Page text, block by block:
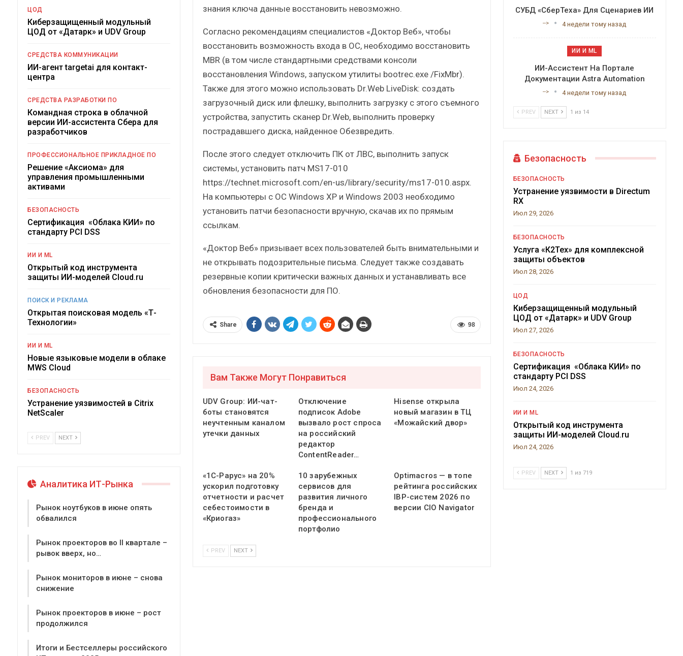
знания ключа данные восстановить невозможно.
Согласно рекомендациям специалистов «Доктор Веб», чтобы
восстановить возможность входа в ОС, необходимо восстановить
MBR (в том числе стандартными средствами консоли
восстановления Windows, запуском утилиты bootrec.exe /FixMbr).
Также для этого можно использовать Dr.Web LiveDisk: создать
загрузочный диск или флешку, выполнить загрузку с этого съемного
устройства, запустить сканер Dr.Web, выполнить проверку
пострадавшего диска, найденное Обезвредить.
После этого следует отключить ПК от ЛВС, выполнить запуск
системы, установить патч MS17-010
https://technet.microsoft.com/en-us/library/security/ms17-010.aspx.
На компьютеры с ОС Windows XP и Windows 2003 необходимо
установить патчи безопасности вручную, скачав их по прямым
ссылкам.
«Доктор Веб» призывает всех пользователей быть внимательными и
не открывать подозрительные письма. Следует также создавать
резервные копии критически важных данных и устанавливать все
обновления безопасности для ПО.
98
Share
Вам Также Могут Понравиться
UDV Group: ИИ-чат-
боты становятся
неучтенным каналом
утечки данных
Отключение
подписок Adobe
вызвало рост спроса
на российский
редактор
ContentReader…
Hisense открыла
новый магазин в ТЦ
«Можайский двор»
«1С-Рарус» на 20%
ускорил подготовку
отчетности и расчет
себестоимости в
«Криогаз»
10 зарубежных
сервисов для
развития личного
бренда и
профессионального
портфолио
Optimacros — в топе
рейтинга российских
IBP-систем 2026 по
версии CIO Navigator
PREV NEXT
ЦОД
Киберзащищенный модульный
ЦОД от «Датарк» и UDV Group
СРЕДСТВА КОММУНИКАЦИИ
ИИ-агент targetai для контакт-
центра
СРЕДСТВА РАЗРАБОТКИ ПО
Командная строка в облачной
версии ИИ-ассистента Сбера для
разработчиков
ПРОФЕССИОНАЛЬНОЕ ПРИКЛАДНОЕ ПО
Решение «Аксиома» для
управления промышленными
активами
БЕЗОПАСНОСТЬ
Сертификация «Облака КИИ» по
стандарту PCI DSS
ИИ И ML
Открытый код инструмента
защиты ИИ-моделей Cloud.ru
ПОИСК И РЕКЛАМА
Открытая поисковая модель «Т-
Технологии»
ИИ И ML
Новые языковые модели в облаке
MWS Cloud
БЕЗОПАСНОСТЬ
Устранение уязвимостей в Citrix
NetScaler
PREV NEXT
Аналитика ИТ-Рынка
Рынок ноутбуков в июне опять
обвалился
Рынок проекторов во II квартале –
рывок вверх, но…
Рынок мониторов в июне – снова
снижение
Рынок проекторов в июне – рост
продолжился
Итоги и Бестселлеры российского
СУБД «СберТеха» Для Сценариев ИИ
--> 4 недели тому назад
ИИ И ML
ИИ-Ассистент На Портале
Документации Astra Automation
--> 4 недели тому назад
PREV NEXT 1 из 14
Безопасность
БЕЗОПАСНОСТЬ
Устранение уязвимости в Directum
RX
Июл 29, 2026
БЕЗОПАСНОСТЬ
Услуга «К2Тех» для комплексной
защиты объектов
Июл 28, 2026
ЦОД
Киберзащищенный модульный
ЦОД от «Датарк» и UDV Group
Июл 27, 2026
БЕЗОПАСНОСТЬ
Сертификация «Облака КИИ» по
стандарту PCI DSS
Июл 24, 2026
ИИ И ML
Открытый код инструмента
защиты ИИ-моделей Cloud.ru
Июл 24, 2026
PREV NEXT 1 из 719